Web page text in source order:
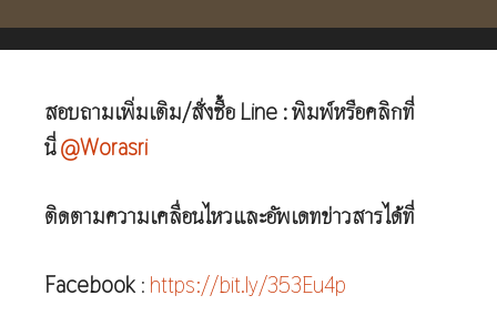
สอบถามเพิ่มเติม/สั่งซื้อ Line : พิมพ์หรือคลิกที่
นี่@Worasri
ติดตามความเคลื่อนไหวและอัพเดทข่าวสารได้ที่
Facebook : https://bit.ly/353Eu4p